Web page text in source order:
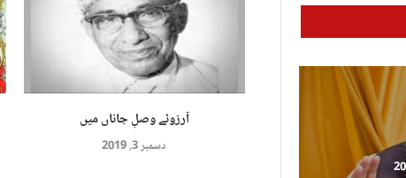
آرزوئے وصلِ جاناں میں
دسمبر 3, 2019